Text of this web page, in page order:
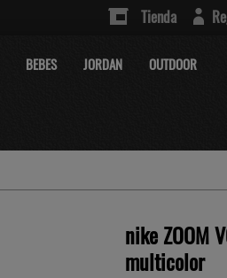
Tienda
BEBES JORDAN OUTDOOR
nike ZOOM
multicolor